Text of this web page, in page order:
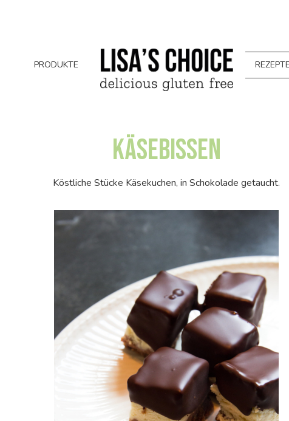
PRODUKTE REZEPTE
Käsebissen
Köstliche Stücke Käsekuchen, in Schokolade getaucht.